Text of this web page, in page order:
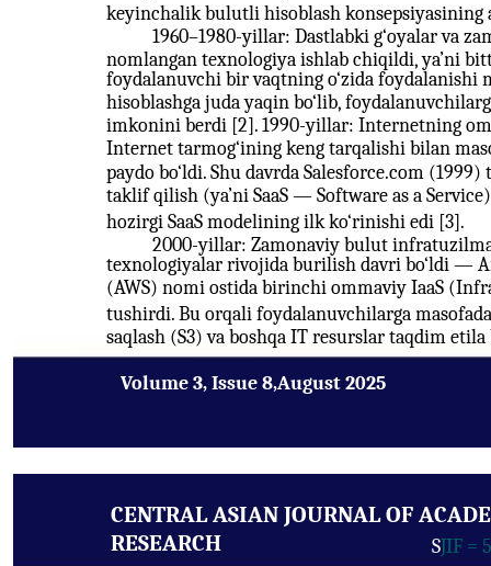
Volume 3, Issue 8,August 2025
keyinchalik bulutli hisoblash konsepsiyasining
1960–1980-yillar: Dastlabki g‘oyalar va
nomlangan texnologiya ishlab chiqildi, ya’ni
foydalanuvchi bir vaqtning o‘zida
hisoblashga juda yaqin bo‘lib,
imkonini berdi [2]. 1990-yillar: Internetning
Internet tarmog‘ining keng tarqalishi bilan
paydo bo‘ldi. Shu davrda Salesforce.com
taklif qilish (ya’ni SaaS — Software as a
hozirgi SaaS modelining ilk ko‘rinishi edi [3].
2000-yillar: Zamonaviy bulut
texnologiyalar rivojida burilish davri bo‘ldi —
(AWS) nomi ostida birinchi ommaviy IaaS
tushirdi. Bu orqali foydalanuvchilarga
saqlash (S3) va boshqa IT resurslar taqdim
CENTRAL ASIAN JOURNAL OF
RESEARCH
SJIF =